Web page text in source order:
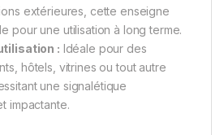
extérieures, cette enseigne
pour une utilisation à long terme.
: Idéale pour des
hôtels, vitrines ou tout autre
une signalétique
impactante.